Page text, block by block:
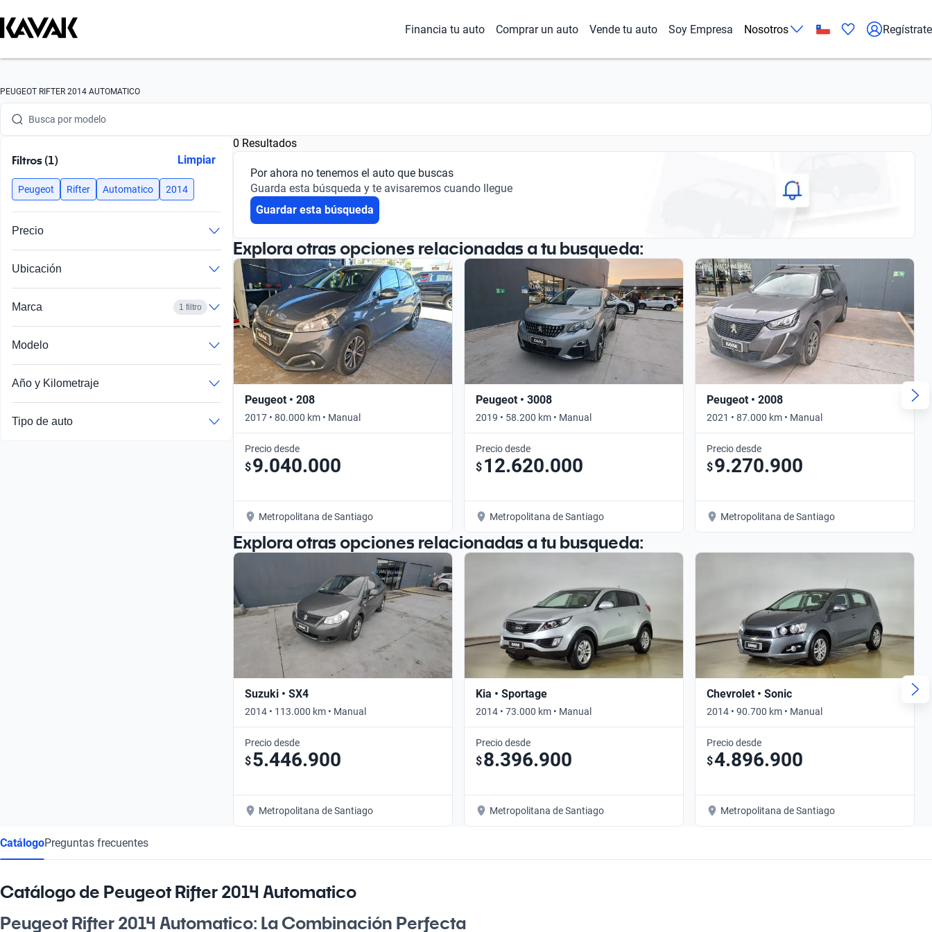
Financia tu auto Comprar un auto Vende tu auto Soy Empresa Nosotros Regístrate
PEUGEOT RIFTER 2014 AUTOMATICO
Busca por marca
Busca por modelo
Busca por año
Busca por marca
Busca por versión
Busca por año
Filtros (1) Limpiar
Peugeot Rifter Automatico 2014
Precio
Ubicación
Marca 1 filtro
Modelo
Año y Kilometraje
Tipo de auto
0 Resultados
Por ahora no tenemos el auto que buscas
Guarda esta búsqueda y te avisaremos cuando llegue
Guardar esta búsqueda
Explora otras opciones relacionadas a tu busqueda:
Peugeot • 208
2017 • 80.000 km • Manual
Precio desde
$9.040.000
Metropolitana de Santiago
Peugeot • 3008
2019 • 58.200 km • Manual
Precio desde
$ 12.620.000
Metropolitana de Santiago
Peugeot • 2008
2021 • 87.000 km • Manual
Precio desde
$9.270.900
Metropolitana de Santiago
Explora otras opciones relacionadas a tu busqueda:
Suzuki • SX4
2014 • 113.000 km • Manual
Precio desde
$5.446.900
Metropolitana de Santiago
Kia • Sportage
2014 • 73.000 km • Manual
Precio desde
$8.396.900
Metropolitana de Santiago
Chevrolet • Sonic
2014 • 90.700 km • Manual
Precio desde
$4.896.900
Metropolitana de Santiago
CatálogoPreguntas frecuentes
Catálogo de Peugeot Rifter 2014 Automatico
Peugeot Rifter 2014 Automatico: La Combinación Perfecta